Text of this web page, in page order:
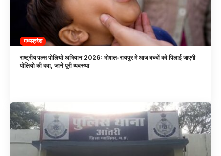
मध्यप्रदेश
राष्ट्रीय पल्स पोलियो अभियान 2026: भोपाल-रायपुर में आज बच्चों को पिलाई जाएगी
पोलियो की दवा, जानें पूरी व्यवस्था